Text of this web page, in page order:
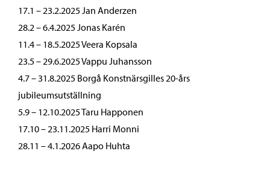
17.1 – 23.2.2025 Jan Anderzen
28.2 – 6.4.2025 Jonas Karén
11.4 – 18.5.2025 Veera Kopsala
23.5 – 29.6.2025 Vappu Juhansson
4.7 – 31.8.2025 Borgå Konstnärsgilles 20-års
jubileumsutställning
5.9 – 12.10.2025 Taru Happonen
17.10 – 23.11.2025 Harri Monni
28.11 – 4.1.2026 Aapo Huhta